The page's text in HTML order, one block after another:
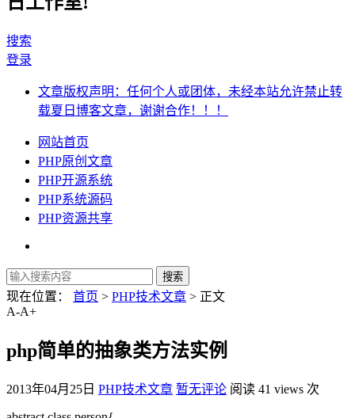
搜索
登录
文章版权声明：任何个人或团体，未经本站允许禁止转
载夏日博客文章，谢谢合作！！！
网站首页
PHP原创文章
PHP开源系统
PHP系统源码
PHP资源共享
现在位置： 首页 > PHP技术文章 > 正文
A-A+
php简单的抽象类方法实例
2013年04月25日 PHP技术文章 暂无评论 阅读 41 views 次